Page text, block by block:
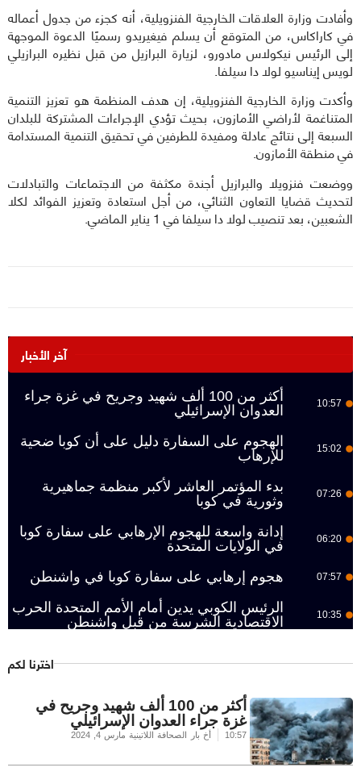
وأفادت وزارة العلاقات الخارجية الفنزويلية، أنه كجزء من جدول أعماله
في كاراكاس، من المتوقع أن يسلم فيغيريدو رسميًا الدعوة الموجهة
إلى الرئيس نيكولاس مادورو، لزيارة البرازيل من قبل نظيره البرازيلي
لويس إيناسيو لولا دا سيلفا.
وأكدت وزارة الخارجية الفنزويلية، إن هدف المنظمة هو تعزيز التنمية
المتناغمة لأراضي الأمازون، بحيث تؤدي الإجراءات المشتركة للبلدان
السبعة إلى نتائج عادلة ومفيدة للطرفين في تحقيق التنمية المستدامة
في منطقة الأمازون.
ووضعت فنزويلا والبرازيل أجندة مكثفة من الاجتماعات والتبادلات
لتحديث قضايا التعاون الثنائي، من أجل استعادة وتعزيز الفوائد لكلا
الشعبين، بعد تنصيب لولا دا سيلفا في 1 يناير الماضي.
آخر الأخبار
10:57
أكثر من 100 ألف شهيد وجريح في غزة جراء
العدوان الإسرائيلي
15:02
الهجوم على السفارة دليل على أن كوبا ضحية
للإرهاب
07:26
بدء المؤتمر العاشر لأكبر منظمة جماهيرية
وثورية في كوبا
06:20
إدانة واسعة للهجوم الإرهابي على سفارة كوبا
في الولايات المتحدة
07:57 هجوم إرهابي على سفارة كوبا في واشنطن
10:35
الرئيس الكوبي يدين أمام الأمم المتحدة الحرب
الاقتصادية الشرسة من قبل واشنطن
اخترنا لكم
أكثر من 100 ألف شهيد وجريح في
غزة جراء العدوان الإسرائيلي
10:57 أخ بار الصحافة اللاتينية مارس 4, 2024